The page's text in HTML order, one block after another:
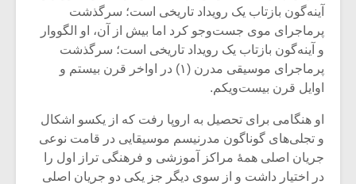
آینه‌گون بازتاب یک رویداد تاریخی است؛ سرگذشت
پرماجرای موی جست‌وجو کرد اما بیش از آن، او الگووار
و آینه‌گون بازتاب یک رویداد تاریخی است؛ سرگذشت
پرماجرای موسیقی مدرن (۱) در اواخر قرن بیستم و
اوایل قرن بیست‌ویکم.
او هنگامی برای تحصیل به اروپا رفت که از یکسو اشکال
و تجلی‌های گوناگون مدرنیسم موسیقایی در قامت نوعی
جریان اصلی همۀ مراکز آموزشی و فرهنگی تراز اول را
در اختیار داشت و از سوی دیگر جز یکی دو جریان اصلی